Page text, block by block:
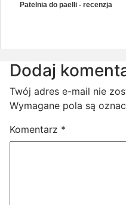
Patelnia do paelli - recenzja
Dodaj
Twój adres e-mail nie
Wymagane pola są
Komentarz *